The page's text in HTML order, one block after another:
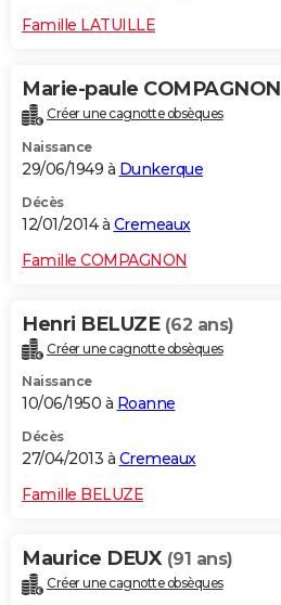
Famille LATUILLE
Marie-paule COMPAGNON
Créer une cagnotte obsèques
Naissance
29/06/1949 à Dunkerque
Décès
12/01/2014 à Cremeaux
Famille COMPAGNON
Henri BELUZE (62 ans)
Créer une cagnotte obsèques
Naissance
10/06/1950 à Roanne
Décès
27/04/2013 à Cremeaux
Famille BELUZE
Maurice DEUX (91 ans)
Créer une cagnotte obsèques